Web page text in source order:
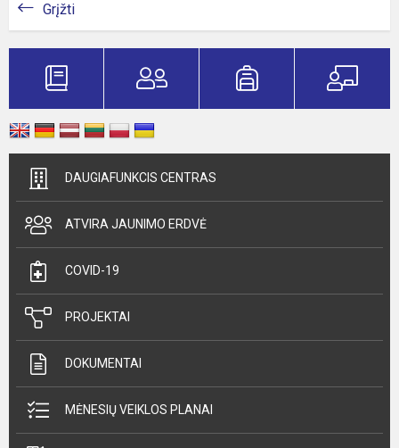
Grįžti
DAUGIAFUNKCIS CENTRAS
ATVIRA JAUNIMO ERDVĖ
COVID-19
PROJEKTAI
DOKUMENTAI
MĖNESIŲ VEIKLOS PLANAI